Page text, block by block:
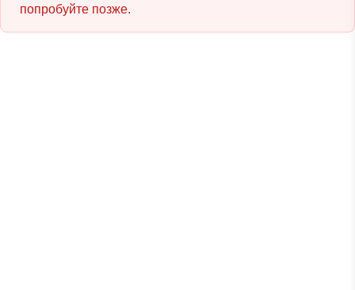
попробуйте позже.